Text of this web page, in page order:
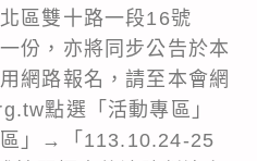
區雙十路一段16號
份，亦將同步公告於本
網路報名，請至本會網
點選「活動專區」
」→「113.10.24-25